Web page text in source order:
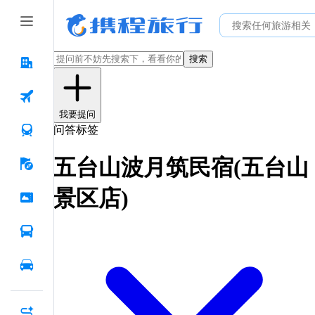
搜索
我要提问
问答标签
五台山波月筑民宿(五台山
景区店)